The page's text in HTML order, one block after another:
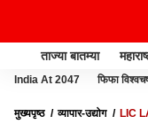
ताज्या बातम्या
India At 2047 फिफा
मुख्यपृष्ठ व्यापार-उद्योग
LIC